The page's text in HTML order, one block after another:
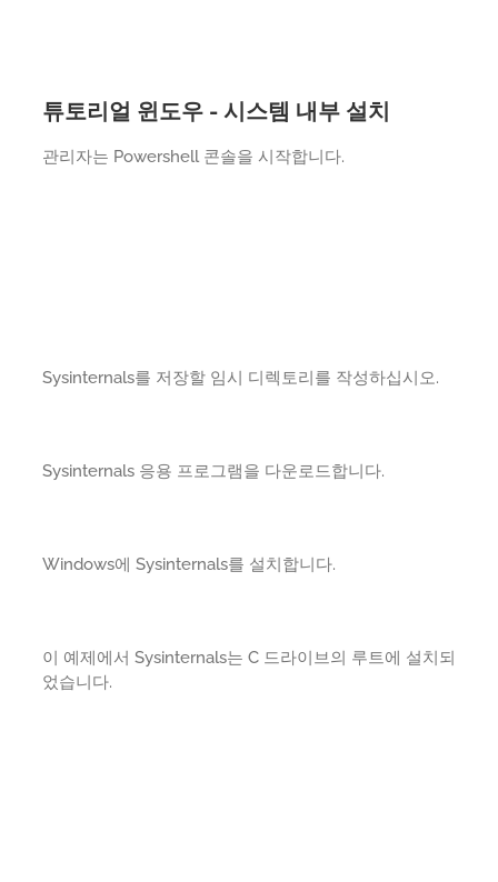
튜토리얼 윈도우 - 시스템 내부 설치
관리자는 Powershell 콘솔을 시작합니다.
Sysinternals를 저장할 임시 디렉토리를 작성하십시오.
Sysinternals 응용 프로그램을 다운로드합니다.
Windows에 Sysinternals를 설치합니다.
이 예제에서 Sysinternals는 C 드라이브의 루트에 설치되
었습니다.